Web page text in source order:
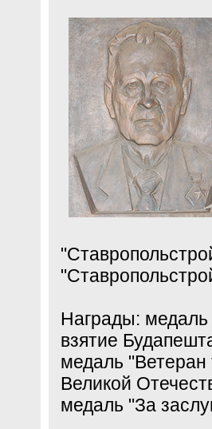
Награды:
взятие
медаль
Великой
медаль "За